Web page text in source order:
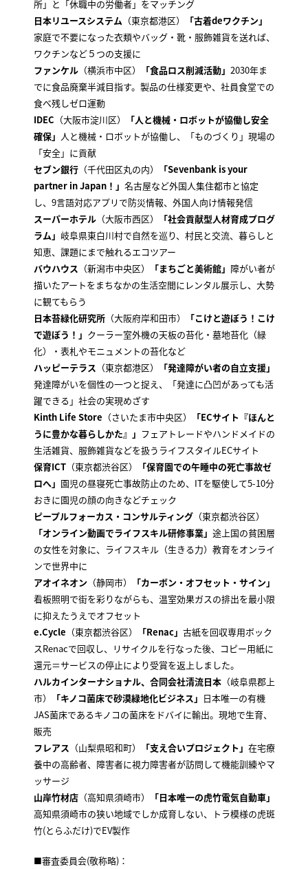
所」と「休職中の労働者」をマッチング
日本リユースシステム （東京都港区）
「古着deワクチン」
家庭で不要になった衣類やバッグ・靴・服飾雑貨を送れば、
ワクチンなど５つの支援に
ファンケル（横浜市中区） 「食品ロス削減活動」 2030年ま
でに食品廃棄半減目指す。製品の仕様変更や、社員食堂での
食べ残しゼロ運動
IDEC （大阪市淀川区）
「人と機械・ロボットが協働し安全
確保」 人と機械・ロボットが協働し、「ものづくり」現場の
「安全」に貢献
セブン銀行（千代田区丸の内）
「Sevenbank is your
partner in Japan！」 名古屋など外国人集住都市と協定
し、9言語対応アプリで防災情報、外国人向け情報発信
スーパーホテル（大阪市西区）
「社会貢献型人材育成プログ
ラム」 岐阜県東白川村で自然を巡り、村民と交流、暮らしと
知恵、課題にまで触れるエコツアー
バウハウス （新潟市中央区） 「まちごと美術館」 障がい者が
描いたアートをまちなかの生活空間にレンタル展示し、大勢
に観てもらう
日本苔緑化研究所（大阪府岸和田市）
「こけと遊ぼう！こけ
で遊ぼう！」 クーラー室外機の天板の苔化・墓地苔化（緑
化）・表札やモニュメントの苔化など
ハッピーテラス （東京都港区）
「発達障がい者の自立支援」
発達障がいを個性の一つと捉え、「発達に凸凹があっても活
躍できる」社会の実現めざす
Kinth Life Store （さいたま市中央区）
「ECサイト『ほんと
うに豊かな暮らしかた』」 フェアトレードやハンドメイドの
生活雑貨、服飾雑貨などを扱うライフスタイルECサイト
保育ICT（東京都渋谷区）
「保育園での午睡中の死亡事故ゼ
ロへ」 園児の昼寝死亡事故防止のため、ITを駆使して5-10分
おきに園児の顔の向きなどチェック
ピープルフォーカス・コンサルティング（東京都渋谷区）
「オンライン動画でライフスキル研修事業」 途上国の貧困層
の女性を対象に、ライフスキル（生きる力）教育をオンライ
ンで世界中に
アオイネオン （静岡市）
「カーボン・オフセット・サイン」
看板照明で街を彩りながらも、温室効果ガスの排出を最小限
に抑えたうえでオフセット
e.Cycle （東京都渋谷区） 「Renac」 古紙を回収専用ボック
スRenacで回収し、リサイクルを行なった後、コピー用紙に
還元＝サービスの停止により受賞を返上しました。
ハルカインターナショナル、合同会社清流日本（岐阜県郡上
市）
「キノコ菌床で砂漠緑地化ビジネス」 日本唯一の有機
JAS菌床であるキノコの菌床をドバイに輸出。現地で生育、
販売
フレアス （山梨県昭和町） 「支え合いプロジェクト」 在宅療
養中の高齢者、障害者に視力障害者が訪問して機能訓練やマ
ッサージ
山岸竹材店（高知県須崎市）
「日本唯一の虎竹電気自動車」
高知県須崎市の狭い地域でしか成育しない、トラ模様の虎斑
竹(とらふだけ)でEV製作
■審査委員会(敬称略)：